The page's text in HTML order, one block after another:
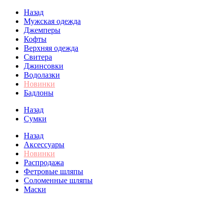
Назад
Мужская одежда
Джемперы
Кофты
Верхняя одежда
Свитера
Джинсовки
Водолазки
Новинки
Бадлоны
Назад
Сумки
Назад
Аксессуары
Новинки
Распродажа
Фетровые шляпы
Соломенные шляпы
Маски